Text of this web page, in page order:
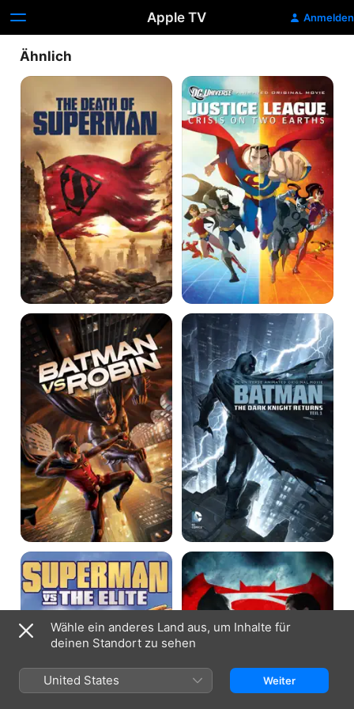
Apple TV Anmelden
Ähnlich
The
Superman
Justice
League:
Crisis
On
Two
Earths
Batman
vs.
Robin
Batman:
The
Dark
Knight
Returns,
Teil
1
Superman
vs.
The
Elite
Batman
v
Superman:
Dawn
of
Justice
Wähle ein anderes Land aus, um Inhalte für
deinen Standort zu sehen
United States Weiter